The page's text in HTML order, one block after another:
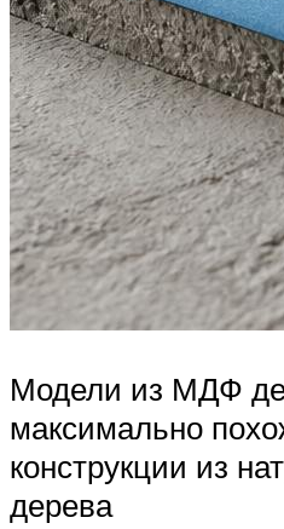
Модели из МДФ
максимально
конструкции из
дерева